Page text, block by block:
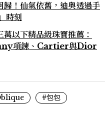
！仙氣依舊，迪奧透過手
時刻
以下精品級珠寶推薦：
項鍊、Cartier與Dior
#包包